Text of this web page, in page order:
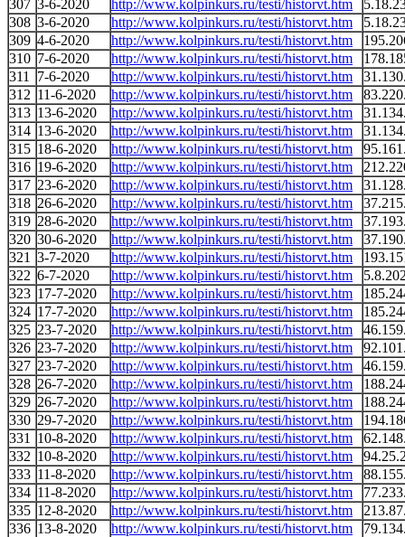
307 3-6-2020 http://www.kolpinkurs.ru/testi/historvt.htm
308 3-6-2020 http://www.kolpinkurs.ru/testi/historvt.htm
309 4-6-2020 http://www.kolpinkurs.ru/testi/historvt.htm
310 7-6-2020 http://www.kolpinkurs.ru/testi/historvt.htm
311
7-6-2020 http://www.kolpinkurs.ru/testi/historvt.htm
312 11-6-2020 http://www.kolpinkurs.ru/testi/historvt.htm
313 13-6-2020 http://www.kolpinkurs.ru/testi/historvt.htm
314 13-6-2020 http://www.kolpinkurs.ru/testi/historvt.htm
315 18-6-2020 http://www.kolpinkurs.ru/testi/historvt.htm
316 19-6-2020 http://www.kolpinkurs.ru/testi/historvt.htm
317 23-6-2020 http://www.kolpinkurs.ru/testi/historvt.htm
318 26-6-2020 http://www.kolpinkurs.ru/testi/historvt.htm
319 28-6-2020 http://www.kolpinkurs.ru/testi/historvt.htm
320 30-6-2020 http://www.kolpinkurs.ru/testi/historvt.htm
321 3-7-2020 http://www.kolpinkurs.ru/testi/historvt.htm
322 6-7-2020 http://www.kolpinkurs.ru/testi/historvt.htm
323 17-7-2020 http://www.kolpinkurs.ru/testi/historvt.htm
324 17-7-2020 http://www.kolpinkurs.ru/testi/historvt.htm
325 23-7-2020 http://www.kolpinkurs.ru/testi/historvt.htm
326 23-7-2020 http://www.kolpinkurs.ru/testi/historvt.htm
327 23-7-2020 http://www.kolpinkurs.ru/testi/historvt.htm
328 26-7-2020 http://www.kolpinkurs.ru/testi/historvt.htm
329 26-7-2020 http://www.kolpinkurs.ru/testi/historvt.htm
330 29-7-2020 http://www.kolpinkurs.ru/testi/historvt.htm
331
10-8-2020 http://www.kolpinkurs.ru/testi/historvt.htm
332 10-8-2020 http://www.kolpinkurs.ru/testi/historvt.htm
333 11-8-2020 http://www.kolpinkurs.ru/testi/historvt.htm
334 11-8-2020 http://www.kolpinkurs.ru/testi/historvt.htm
335 12-8-2020 http://www.kolpinkurs.ru/testi/historvt.htm
336 13-8-2020 http://www.kolpinkurs.ru/testi/historvt.htm